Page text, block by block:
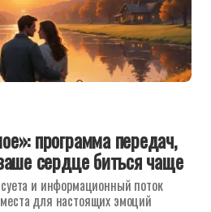
программа передач,
сердце биться чаще
и информационный поток
для настоящих эмоций